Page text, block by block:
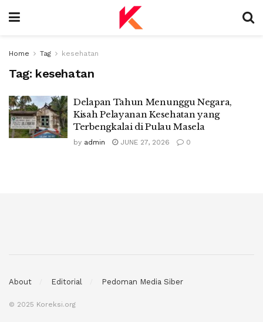
Home Tag kesehatan
Tag: kesehatan
Delapan Tahun Menunggu Negara,
Kisah Pelayanan Kesehatan yang
Terbengkalai di Pulau Masela
by admin JUNE 27, 2026 0
About Editorial Pedoman Media Siber
© 2025 Koreksi.org